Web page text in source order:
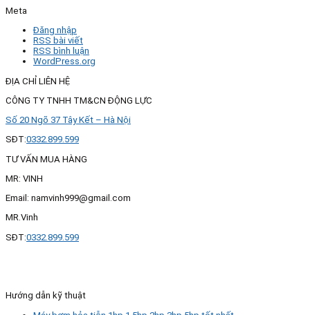
Meta
Đăng nhập
RSS bài viết
RSS bình luận
WordPress.org
ĐỊA CHỈ LIÊN HỆ
CÔNG TY TNHH TM&CN ĐỘNG LỰC
Số 20 Ngõ 37 Tây Kết – Hà Nội
SĐT:0332.899.599
TƯ VẤN MUA HÀNG
MR: VINH
Email: namvinh999@gmail.com
MR.Vinh
SĐT:0332.899.599
Hướng dẫn kỹ thuật